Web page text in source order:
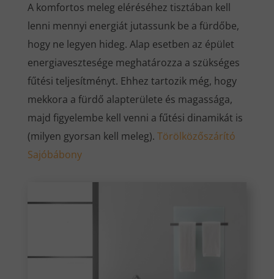
A komfortos meleg eléréséhez tisztában kell
lenni mennyi energiát jutassunk be a fürdőbe,
hogy ne legyen hideg. Alap esetben az épület
energiavesztesége meghatározza a szükséges
fűtési teljesítményt. Ehhez tartozik még, hogy
mekkora a fürdő alapterülete és magassága,
majd figyelembe kell venni a fűtési dinamikát is
(milyen gyorsan kell meleg). Törölközőszárító
Sajóbábony